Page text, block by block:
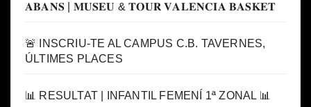
𝐀𝐁𝐀𝐍𝐒 | 𝐌𝐔𝐒𝐄𝐔 & 𝐓𝐎𝐔𝐑 𝐕𝐀𝐋𝐄𝐍𝐂𝐈𝐀 𝐁𝐀𝐒𝐊𝐄𝐓
🚨 INSCRIU-TE AL CAMPUS C.B. TAVERNES,
ÚLTIMES PLACES
📊 RESULTAT | INFANTIL FEMENÍ 1ª ZONAL 📊